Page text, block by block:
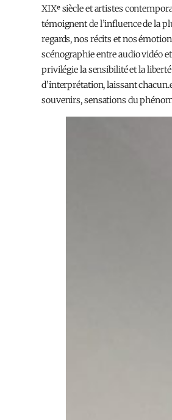
XIXᵉ siècle et artistes
témoignent de l’influence de la
regards, nos récits et nos
scénographie entre audio vidéo
privilégie la sensibilité et la liberté
d’interprétation, laissant
souvenirs, sensations du